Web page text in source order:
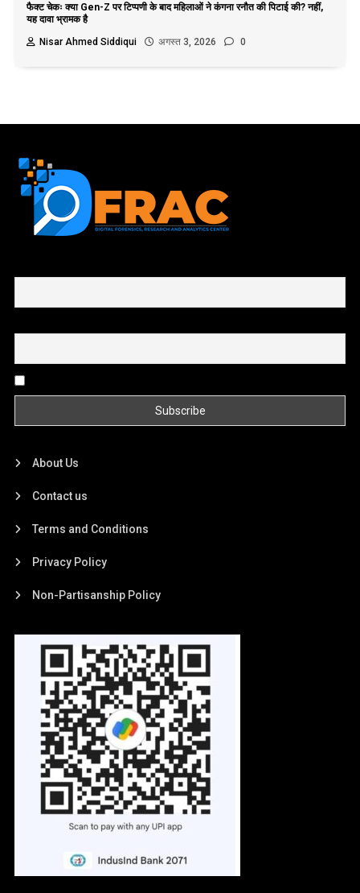
फैक्ट चेकः क्या Gen-Z पर टिप्पणी के बाद महिलाओं ने कंगना रनौत की पिटाई की? नहीं,
यह दावा भ्रामक है
Nisar Ahmed Siddiqui
अगस्त 3, 2026 0
About Us
Contact us
Terms and Conditions
Privacy Policy
Non-Partisanship Policy